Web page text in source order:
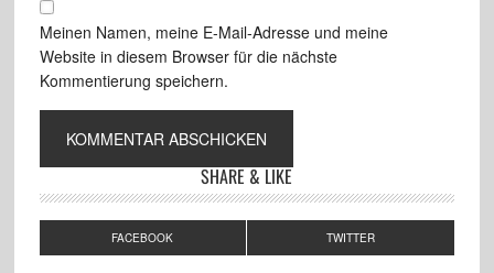
Meinen Namen, meine E-Mail-Adresse und meine
Website in diesem Browser für die nächste
Kommentierung speichern.
SHARE & LIKE
FACEBOOK TWITTER